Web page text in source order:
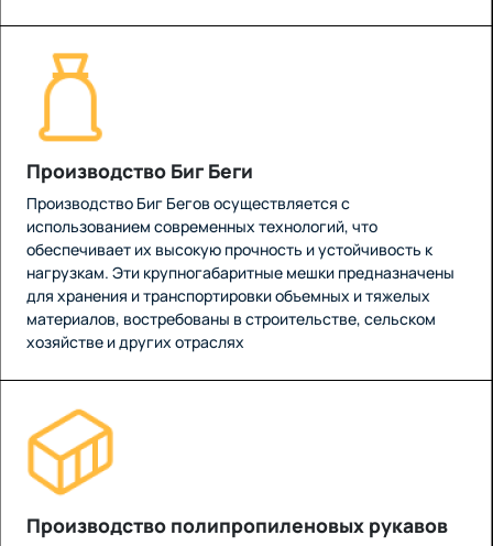
Производство Биг Беги
Производство Биг Бегов осуществляется с
использованием современных технологий, что
обеспечивает их высокую прочность и устойчивость к
нагрузкам. Эти крупногабаритные мешки предназначены
для хранения и транспортировки объемных и тяжелых
материалов, востребованы в строительстве, сельском
хозяйстве и других отраслях
Производство полипропиленовых рукавов